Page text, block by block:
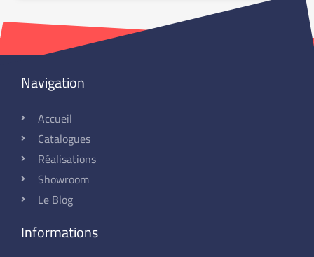
Navigation
Accueil
Catalogues
Réalisations
Showroom
Le Blog
Informations